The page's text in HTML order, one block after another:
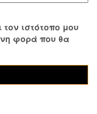
ιστότοπο μου
φορά που θα